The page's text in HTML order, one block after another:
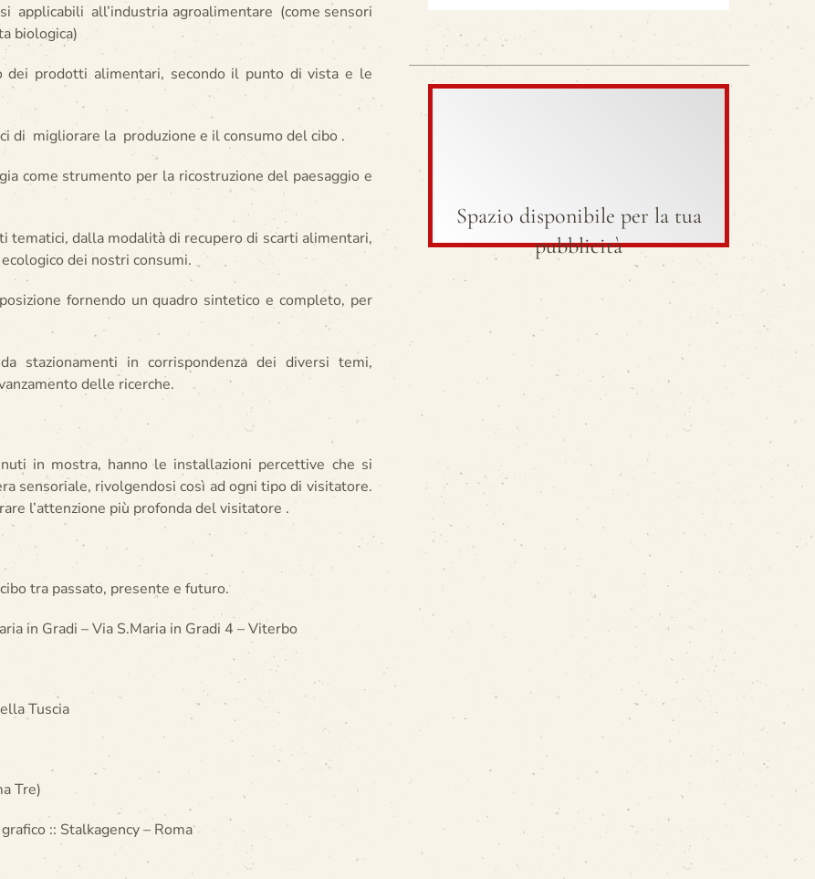
applicabili all’industria agroalimentare (come sensori
biologica)
dei prodotti alimentari, secondo il punto di vista e le
migliorare la produzione e il consumo del cibo .
come strumento per la ricostruzione del paesaggio e
tematici, dalla modalità di recupero di scarti alimentari,
dei nostri consumi.
fornendo un quadro sintetico e completo, per
stazionamenti in corrispondenza dei diversi temi,
delle ricerche.
in mostra, hanno le installazioni percettive che si
sensoriale, rivolgendosi così ad ogni tipo di visitatore.
l’attenzione più profonda del visitatore .
tra passato, presente e futuro.
in Gradi – Via S.Maria in Gradi 4 – Viterbo
Tuscia
Tre)
:: Stalkagency – Roma
Spazio disponibile per la tua
pubblicità